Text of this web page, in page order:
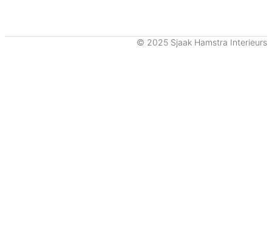
© 2025 Sjaak Hamstra Interieurs